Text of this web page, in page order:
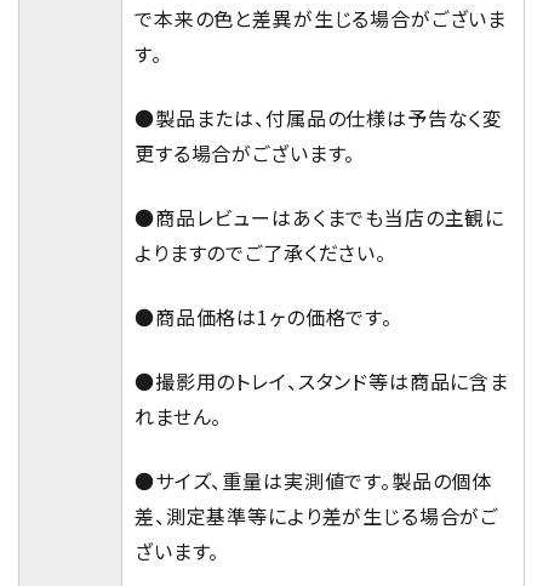
で本来の色と差異が生じる場合がございま
す。
●製品または、付属品の仕様は予告なく変
更する場合がございます。
●商品レビューはあくまでも当店の主観に
よりますのでご了承ください。
●商品価格は1ヶの価格です。
●撮影用のトレイ、スタンド等は商品に含ま
れません。
●サイズ、重量は実測値です。製品の個体
差、測定基準等により差が生じる場合がご
ざいます。